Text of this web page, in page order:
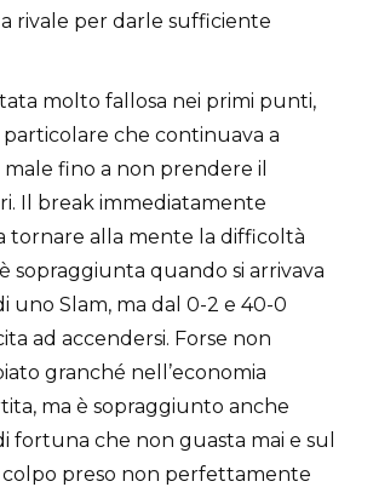
rivale per darle sufficiente
molto fallosa nei primi punti,
che continuava a
fino a non prendere il
Il break immediatamente
tornare alla mente la difficoltà
sopraggiunta quando si arrivava
uno Slam, ma dal 0-2 e 40-0
ad accendersi. Forse non
granché nell’economia
ma è sopraggiunto anche
fortuna che non guasta mai e sul
preso non perfettamente